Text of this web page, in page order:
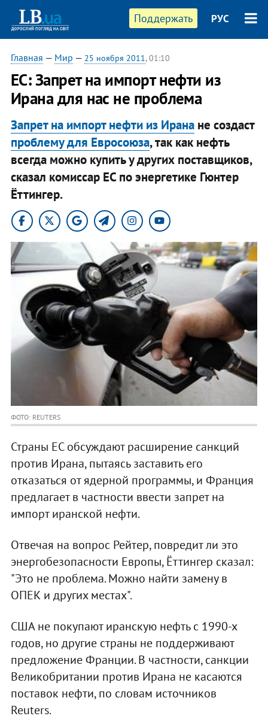
Поддержать РУС
Главная — Мир — 25 ноября 2011, 01:10
ЕС: Запрет на импорт нефти из
Ирана для нас не проблема
Запрет на импорт нефти из Иранане создаст
проблему для Евросоюза, так как нефть
всегда можно купить у других поставщиков,
сказал комиссар ЕС по энергетике Гюнтер
Ёттингер.
ФОТО: REUTERS
Страны ЕС обсуждают расширение санкций
против Ирана, пытаясь заставить его
отказаться от ядерной программы, и Франция
предлагает в частности ввести запрет на
импорт иранской нефти.
Отвечая на вопрос Рейтер, повредит ли это
энергобезопасности Европы, Ёттингер сказал:
"Это не проблема. Можно найти замену в
ОПЕК и других местах".
США не покупают иранскую нефть с 1990-х
годов, но другие страны не поддерживают
предложение Франции. В частности, санкции
Великобритании против Ирана не касаются
поставок нефти, по словам источников
Reuters.